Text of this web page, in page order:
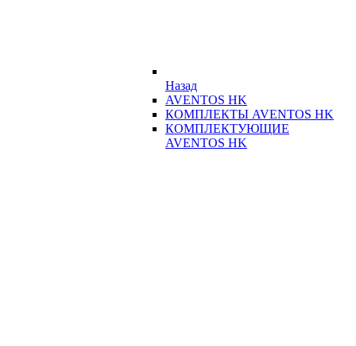
Назад
AVENTOS HK
КОМПЛЕКТЫ AVENTOS HK
КОМПЛЕКТУЮЩИЕ
AVENTOS HK